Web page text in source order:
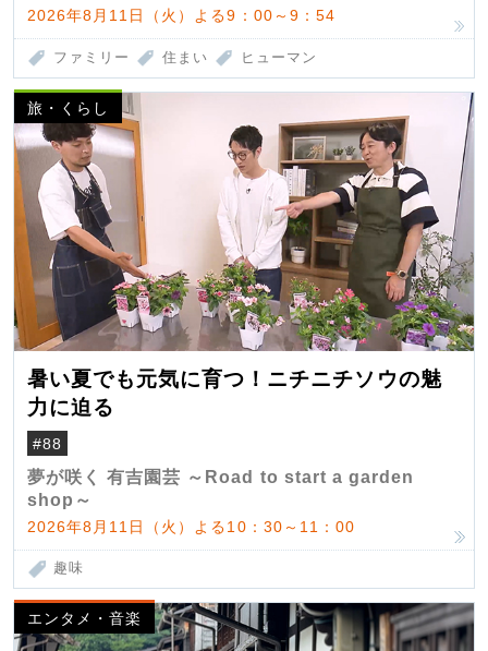
2026年8月11日（火）よる9：00～9：54
ファミリー 住まい ヒューマン
旅・くらし
暑い夏でも元気に育つ！ニチニチソウの魅
力に迫る
#88
夢が咲く 有吉園芸 ～Road to start a garden
shop～
2026年8月11日（火）よる10：30～11：00
趣味
エンタメ・音楽